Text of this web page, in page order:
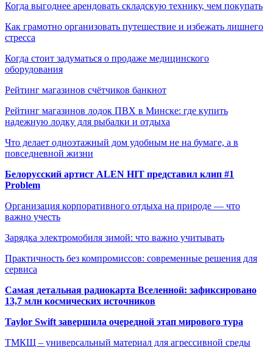
Когда выгоднее арендовать складскую технику, чем покупать
Как грамотно организовать путешествие и избежать лишнего
стресса
Когда стоит задуматься о продаже медицинского
оборудования
Рейтинг магазинов счётчиков банкнот
Рейтинг магазинов лодок ПВХ в Минске: где купить
надежную лодку для рыбалки и отдыха
Что делает одноэтажный дом удобным не на бумаге, а в
повседневной жизни
Белорусский артист ALEN HIT представил клип #1
Problem
Организация корпоративного отдыха на природе — что
важно учесть
Зарядка электромобиля зимой: что важно учитывать
Практичность без компромиссов: современные решения для
сервиса
Самая детальная радиокарта Вселенной: зафиксировано
13,7 млн космических источников
Taylor Swift завершила очередной этап мирового тура
ТМКЩ – универсальный материал для агрессивной среды